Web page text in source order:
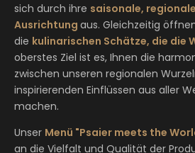
sich durch ihre saisonale,
Ausrichtung aus. Gleichzeitig
die kulinarischen Schätze, die die
oberstes Ziel ist es, Ihnen die
zwischen unseren regionalen
inspirierenden Einflüssen aus aller
machen.
Unser Menü "Psaier meets the
an die Vielfalt und Qualität der